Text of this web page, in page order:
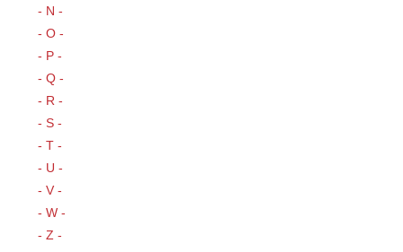
- N -
- O -
- P -
- Q -
- R -
- S -
- T -
- U -
- V -
- W -
- Z -